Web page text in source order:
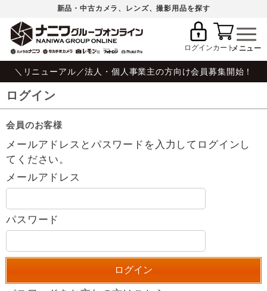
新品・中古カメラ、レンズ、撮影用品を探す
ログインカート
＼リニューアル／法人・個人事業主の方向け会員募集開始！
ログイン
会員のお客様
メールアドレスとパスワードを入力してログインし
てください。
メールアドレス
パスワード